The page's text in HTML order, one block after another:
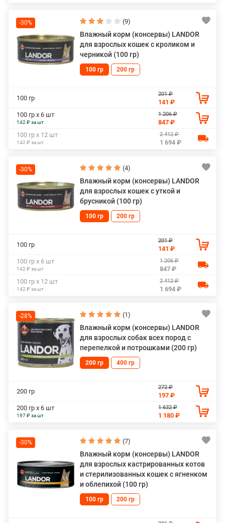
-30% (9)
Влажный корм (консервы) LANDOR
для взрослых кошек с кроликом и
черникой (100 гр)
100 гр 200 гр
100 гр
201 ₽
141 ₽
100 гр х 6 шт
142 ₽ за шт
1 206 ₽
847 ₽
100 гр х 12 шт
142 ₽ за шт
2 412 ₽
1 694 ₽
-30% (4)
Влажный корм (консервы) LANDOR
для взрослых кошек с уткой и
брусникой (100 гр)
100 гр 200 гр
100 гр
201 ₽
141 ₽
100 гр х 6 шт
142 ₽ за шт
1 206 ₽
847 ₽
100 гр х 12 шт
142 ₽ за шт
2 412 ₽
1 694 ₽
-28% (1)
Влажный корм (консервы) LANDOR
для взрослых собак всех пород с
перепелкой и потрошками (200 гр)
200 гр 400 гр
200 гр
272 ₽
197 ₽
200 гр х 6 шт
197 ₽ за шт
1 632 ₽
1 180 ₽
-30% (7)
Влажный корм (консервы) LANDOR
для взрослых кастрированных котов
и стерилизованных кошек с ягненком
и облепихой (100 гр)
100 гр 200 гр